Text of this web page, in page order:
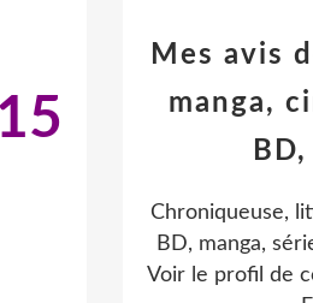
Mes avis
manga,
Chroniqueuse,
BD, manga,
Voir le profil de